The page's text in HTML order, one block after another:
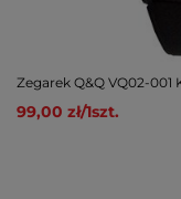
Zegarek Q&Q VQ02-001
99,00 zł/1szt.